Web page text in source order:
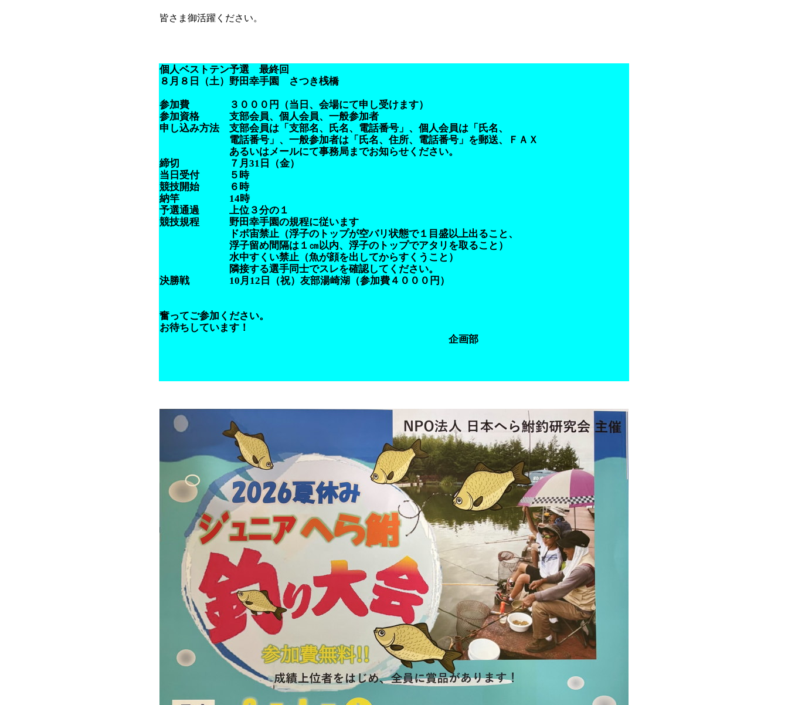
皆さま御活躍ください。
個人ベストテン予選 最終回
８月８日（土）野田幸手園 さつき桟橋
参加費 ３０００円（当日、会場にて申し受けます）
参加資格 支部会員、個人会員、一般参加者
申し込み方法 支部会員は「支部名、氏名、電話番号」、個人会員は「氏名、
電話番号」、一般参加者は「氏名、住所、電話番号」を郵送、ＦＡＸ
あるいはメールにて事務局までお知らせください。
締切 ７月31日（金）
当日受付 ５時
競技開始 ６時
納竿 14時
予選通過 上位３分の１
競技規程 野田幸手園の規程に従います
ドボ宙禁止（浮子のトップが空バリ状態で１目盛以上出ること、
浮子留め間隔は１㎝以内、浮子のトップでアタリを取ること）
水中すくい禁止（魚が顔を出してからすくうこと）
隣接する選手同士でスレを確認してください。
決勝戦 10月12日（祝）友部湯崎湖（参加費４０００円）
奮ってご参加ください。
お待ちしています！
企画部